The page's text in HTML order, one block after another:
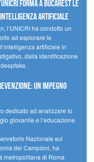
forma a Bucarest le
Artificiale
l’UNICRI ha condotto un
ad esplorare le
artificiale in
dalla identificazione
un impegno
dedicato ad analizzare lo
giovanile e l’educazione
Nazionale sul
dei Campioni, ha
metropolitana di Roma